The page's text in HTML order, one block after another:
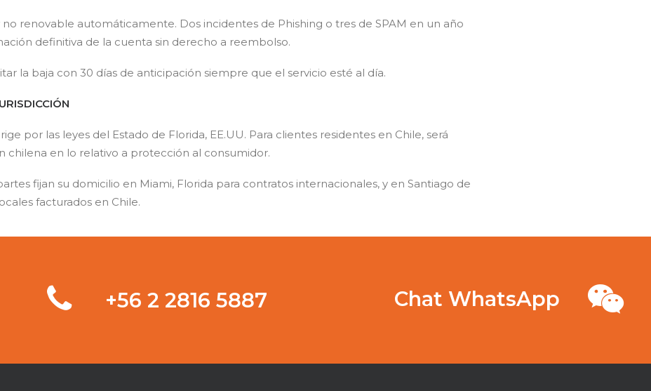
no renovable automáticamente. Dos incidentes de Phishing o tres de SPAM en un año
definitiva de la cuenta sin derecho a reembolso.
la baja con 30 días de anticipación siempre que el servicio esté al día.
por las leyes del Estado de Florida, EE.UU. Para clientes residentes en Chile, será
chilena en lo relativo a protección al consumidor.
fijan su domicilio en Miami, Florida para contratos internacionales, y en Santiago de
facturados en Chile.
‭+56 2 2816 5887‬ Chat WhatsApp